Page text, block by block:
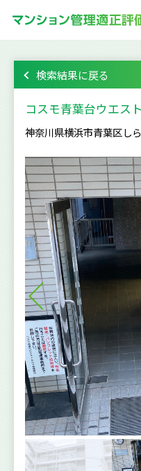
検索結果に戻る
コスモ青葉台ウエス
神奈川県横浜市青葉区し